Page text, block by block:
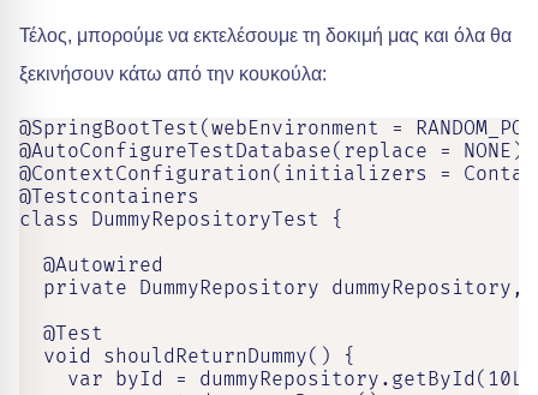
Τέλος, μπορούμε να εκτελέσουμε τη δοκιμή μας και όλα θα
ξεκινήσουν κάτω από την κουκούλα:
@SpringBootTest(webEnvironment =
@AutoConfigureTestDatabase(replace = NONE)
@ContextConfiguration(initializers =
@Testcontainers
class DummyRepositoryTest {
  @Autowired
  private DummyRepository dummyRepository,
  @Test
  void shouldReturnDummy() {
var byId =